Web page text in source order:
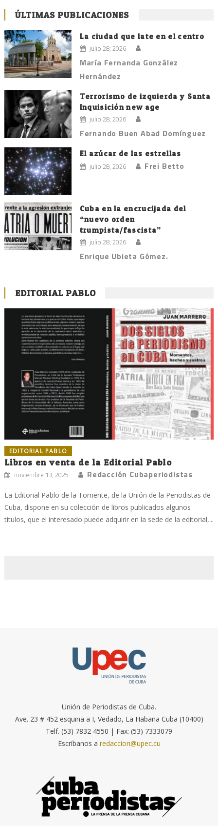
ÚLTIMAS PUBLICACIONES
La ciudad que late en el centro
julio 28, 2026
María Fernanda González
Hernández
Terrorismo de izquierda y Santa
Inquisición new age
julio 28, 2026
Fernando Buen Abad Domínguez
El azúcar de las estrellas
julio 28, 2026 Frei Betto
Cuba en la encrucijada del
“nuevo orden
trumpista/fascista”
julio 28, 2026
Enrique Ubieta Gómez.
EDITORIAL PABLO
EDITORIAL PABLO
Libros en venta de la Editorial Pablo
noviembre 13, 2025 Redacción Cubaperiodistas
La Editorial Pablo de la Torriente, de la Unión de la Periodistas de
Cuba, dispone en su colección de libros publicados algunos
títulos, que el interesado puede adquirir en la sede de la editorial,...
Unión de Periodistas de Cuba.
Ave. 23 # 452 esquina a I, Vedado, La Habana Cuba (10400)
Telf. (53) 7832 4550 | Fax: (53) 7333079
Escríbanos a redaccion@upec.cu